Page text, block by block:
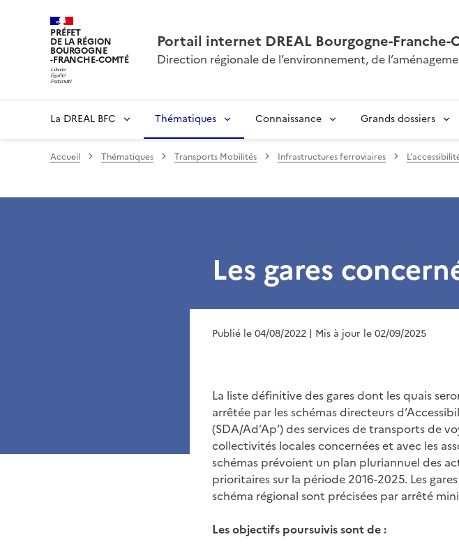
PRÉFET
DE LA RÉGION
BOURGOGNE
-FRANCHE-COMTÉ
Portail internet DREAL Bourgogne-Franche-
Direction régionale de l’environnement, de
La DREAL BFC Thématiques Connaissance Grands dossiers
Accueil Thématiques Transports Mobilités Infrastructures ferroviaires
Les gares
Publié le 04/08/2022 | Mis à jour le 02/09/2025
La liste définitive des gares dont les quais
arrêtée par les schémas directeurs
(SDA/Ad’Ap’) des services de transports de
collectivités locales concernées et avec les
schémas prévoient un plan pluriannuel des
prioritaires sur la période 2016-2025. Les
schéma régional sont précisées par arrêté
Les objectifs poursuivis sont de :